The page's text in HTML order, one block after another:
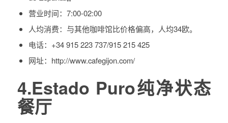
营业时间： 7:00-02:00
人均消费： 与其他咖啡馆比价格偏高，人均34欧。
电话： +34 915 223 737/915 215 425
网址： http://www.cafegijon.com/
4.Estado Puro纯净状态
餐厅